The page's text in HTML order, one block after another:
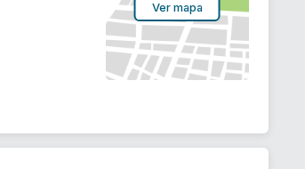
Ver mapa